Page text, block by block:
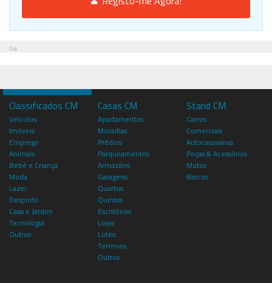
Pub
Classificados CM
Veículos
Imóveis
Emprego
Animais
Bebé e Criança
Moda
Lazer
Desporto
Casa e Jardim
Tecnologia
Outros
Casas CM
Apartamentos
Moradias
Prédios
Parqueamentos
Armazéns
Garagens
Quartos
Quintas
Escritórios
Lojas
Lotes
Terrenos
Outros
Stand CM
Carros
Comerciais
Autocaravanas
Peças & Acessórios
Motos
Barcos